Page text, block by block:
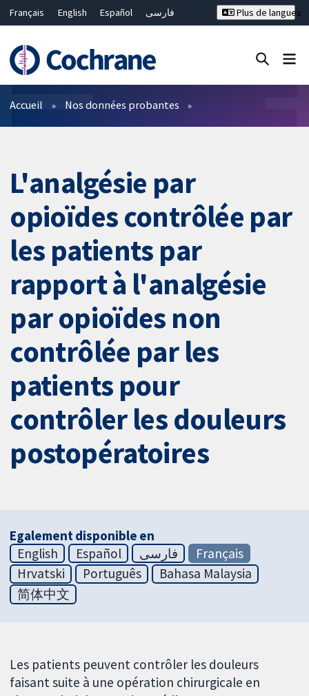
Français English Español
فارسی
Bahasa Malaysia
ไทย
繁體中文
简体中文
Plus de langues
Filtres
Accueil Nos données probantes
L'analgésie par
opioïdes contrôlée par
les patients par
rapport à l'analgésie
par opioïdes non
contrôlée par les
patients pour
contrôler les douleurs
postopératoires
Egalement disponible en
English
Español فارسی
Français
Hrvatski
Português
Bahasa Malaysia
简体中文
Les patients peuvent contrôler les douleurs
faisant suite à une opération chirurgicale en